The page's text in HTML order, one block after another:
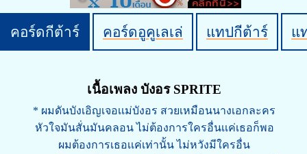
คอร์ดกีต้าร์ คอร์ดอูคูเลเล่ แทปกีต้าร์ แ
เนื้อเพลง บังอร SPRITE
* ผมดันบังเอิญเจอเเม่บังอร สวยเหมือนนางเอกละคร
หัวใจมันสั่นมันคลอน ไม่ต้องการใครอื่นเเค่เธอก็พอ
ผมต้องการเธอเเค่เท่านั้น ไม่หวังมีใครอื่น